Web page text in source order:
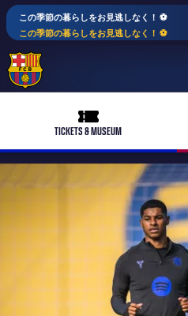
この季節の暮らしをお見逃しなく！ ⚽️
この季節の暮らしをお見逃しなく！ ⚽️
ticket-full
TICKETS & MUSEUM
plusicon
label.aria.plus
バルサアカデミー
plusicon
label.aria.plus
LABEL.ARIA.PLUS
トップチーム
女子サッカー
label.aria.plus